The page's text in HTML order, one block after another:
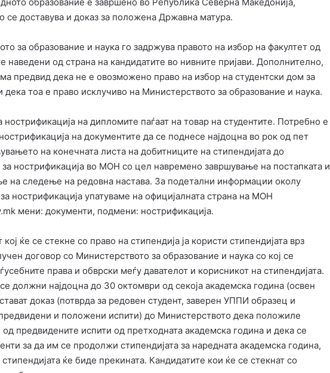
образование е завршено во Република Северна Македонија,
се доставува и доказ за положена Државна матура.
за образование и наука го задржува правото на избор на факултет од
наведени од страна на кандидатите во нивните пријави. Дополнително,
предвид дека не е овозможено право на избор на студентски дом за
тоа е право исклучиво на Министерството за образование и наука.
на дипломите паѓаат на товар на студентите. Потребно е
на документите да се поднесе најдоцна во рок од пет
на конечната листа на добитниците на стипендијата до
нострификација во МОН со цел навремено завршување на постапката и
на следење на редовна настава. За подетални информации околу
нострификација упатуваме на официјалната страна на МОН
мени: документи, подмени: нострификација.
кој ќе се стекне со право на стипендија ја користи стипендијата врз
договор со Министерството за образование и наука со кој се
права и обврски меѓу давателот и корисникот на стипендијата.
должни најдоцна до 30 октомври од секоја академска година (освен
доказ (потврда за редовен студент, заверен УППИ образец и
и положени испити) до Министерството дека положиле
од предвидените испити од претходната академска година и дека се
за да им се продолжи стипендијата за наредната академска година,
ќе биде прекината. Кандидатите кои ќе се стекнат со